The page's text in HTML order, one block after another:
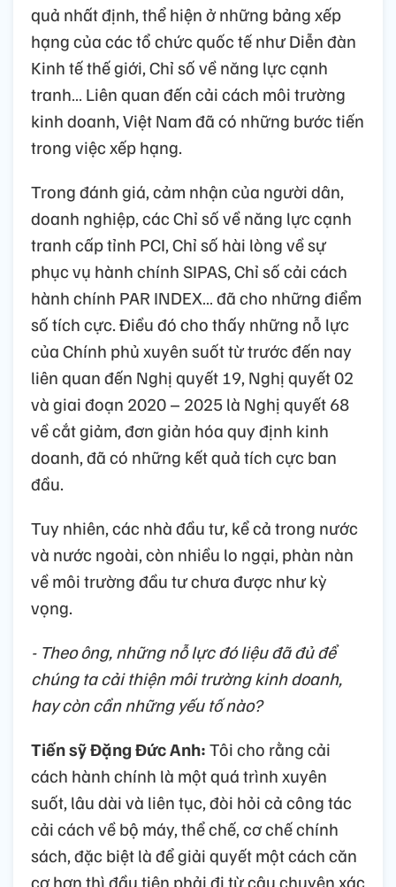
quả nhất định, thể hiện ở những bảng xếp
hạng của các tổ chức quốc tế như Diễn đàn
Kinh tế thế giới, Chỉ số về năng lực cạnh
tranh… Liên quan đến cải cách môi trường
kinh doanh, Việt Nam đã có những bước tiến
trong việc xếp hạng.
Trong đánh giá, cảm nhận của người dân,
doanh nghiệp, các Chỉ số về năng lực cạnh
tranh cấp tỉnh PCI, Chỉ số hài lòng về sự
phục vụ hành chính SIPAS, Chỉ số cải cách
hành chính PAR INDEX… đã cho những điểm
số tích cực. Điều đó cho thấy những nỗ lực
của Chính phủ xuyên suốt từ trước đến nay
liên quan đến Nghị quyết 19, Nghị quyết 02
và giai đoạn 2020 – 2025 là Nghị quyết 68
về cắt giảm, đơn giản hóa quy định kinh
doanh, đã có những kết quả tích cực ban
đầu.
Tuy nhiên, các nhà đầu tư, kể cả trong nước
và nước ngoài, còn nhiều lo ngại, phàn nàn
về môi trường đầu tư chưa được như kỳ
vọng.
- Theo ông, những nỗ lực đó liệu đã đủ để
chúng ta cải thiện môi trường kinh doanh,
hay còn cần những yếu tố nào?
Tiến sỹ Đặng Đức Anh:Tôi cho rằng cải
cách hành chính là một quá trình xuyên
suốt, lâu dài và liên tục, đòi hỏi cả công tác
cải cách về bộ máy, thể chế, cơ chế chính
sách, đặc biệt là để giải quyết một cách căn
cơ hơn thì đầu tiên phải đi từ câu chuyện xác